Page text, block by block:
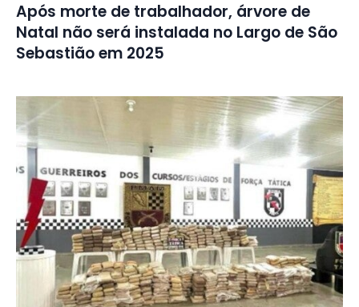
Após morte de trabalhador, árvore de
Natal não será instalada no Largo de São
Sebastião em 2025